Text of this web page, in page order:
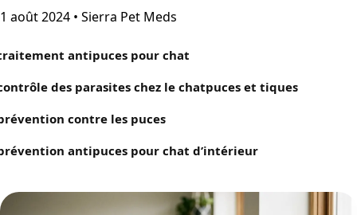
1 août 2024 • Sierra Pet Meds
antipuces pour chat
des parasites chez le chatpuces et tiques
contre les puces
antipuces pour chat d’intérieur